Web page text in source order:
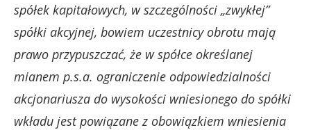
spółek kapitałowych, w szczególności „zwykłej”
spółki akcyjnej, bowiem uczestnicy obrotu mają
prawo przypuszczać, że w spółce określanej
mianem p.s.a. ograniczenie odpowiedzialności
akcjonariusza do wysokości wniesionego do spółki
wkładu jest powiązane z obowiązkiem wniesienia